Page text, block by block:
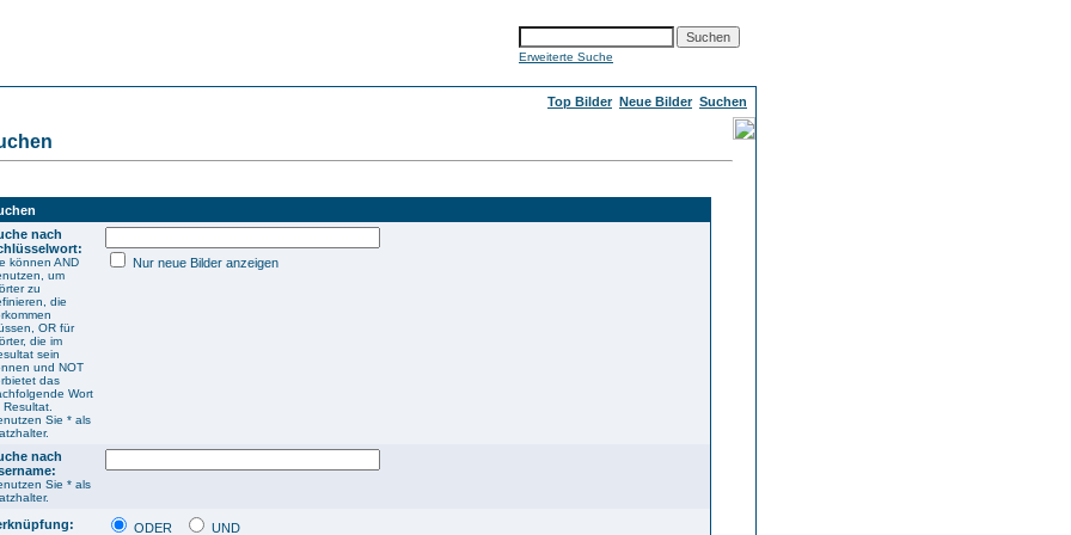
Erweiterte Suche
Top Bilder Neue Bilder Suchen
nach
können AND
um
zu
die
OR für
die im
sein
und NOT
das
Wort
Resultat.
Sie * als
Nur neue Bilder anzeigen
nach
Sie * als
ODER
UND